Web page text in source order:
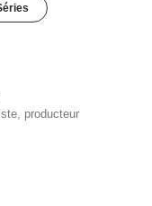
producteur